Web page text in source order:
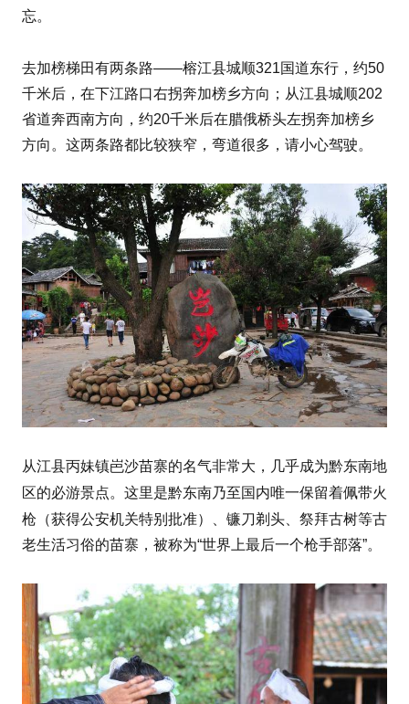
忘。
去加榜梯田有两条路——榕江县城顺321国道东行，约50
千米后，在下江路口右拐奔加榜乡方向；从江县城顺202
省道奔西南方向，约20千米后在腊俄桥头左拐奔加榜乡
方向。这两条路都比较狭窄，弯道很多，请小心驾驶。
从江县丙妹镇岜沙苗寨的名气非常大，几乎成为黔东南地
区的必游景点。这里是黔东南乃至国内唯一保留着佩带火
枪 （获得公安机关特别批准）、镰刀剃头、祭拜古树等古
老生活习俗的苗寨，被称为“世界上最后一个枪手部落”。